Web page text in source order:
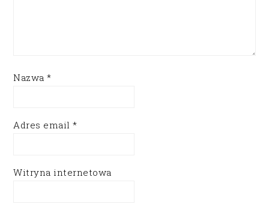
Nazwa*
Adres email*
Witryna internetowa